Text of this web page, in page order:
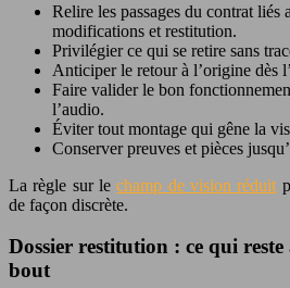
Relire les passages du contrat liés
modifications et restitution.
Privilégier ce qui se retire sans
Anticiper le retour à l’origine dès
Faire valider le bon
l’audio.
Éviter tout montage qui gêne la
Conserver preuves et pièces
La règle sur lechamp de vision réduit
de façon discrète.
Dossier restitution : ce qui reste
bout